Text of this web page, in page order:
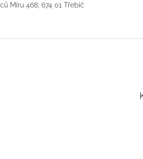
Míru 468, 674 01 Třebíč